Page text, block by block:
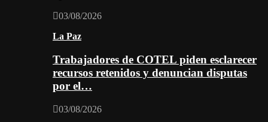
03/08/2026
La Paz
Trabajadores de COTEL piden esclarecer
recursos retenidos y denuncian disputas
por el…
03/08/2026